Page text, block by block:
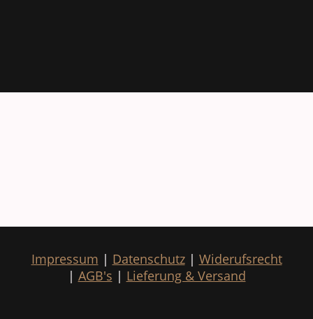
Impressum | Datenschutz| Widerufsrecht
| AGB's | Lieferung & Versand